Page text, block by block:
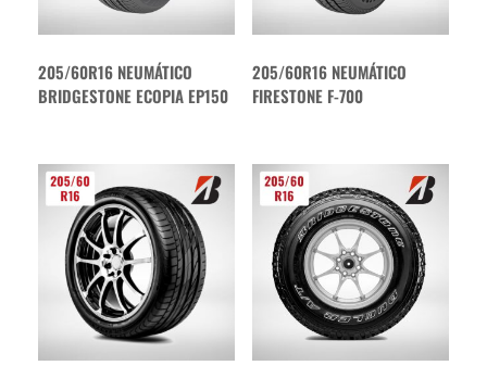
205/60R16 NEUMÁTICO
BRIDGESTONE ECOPIA EP150
205/60R16 NEUMÁTICO
FIRESTONE F-700